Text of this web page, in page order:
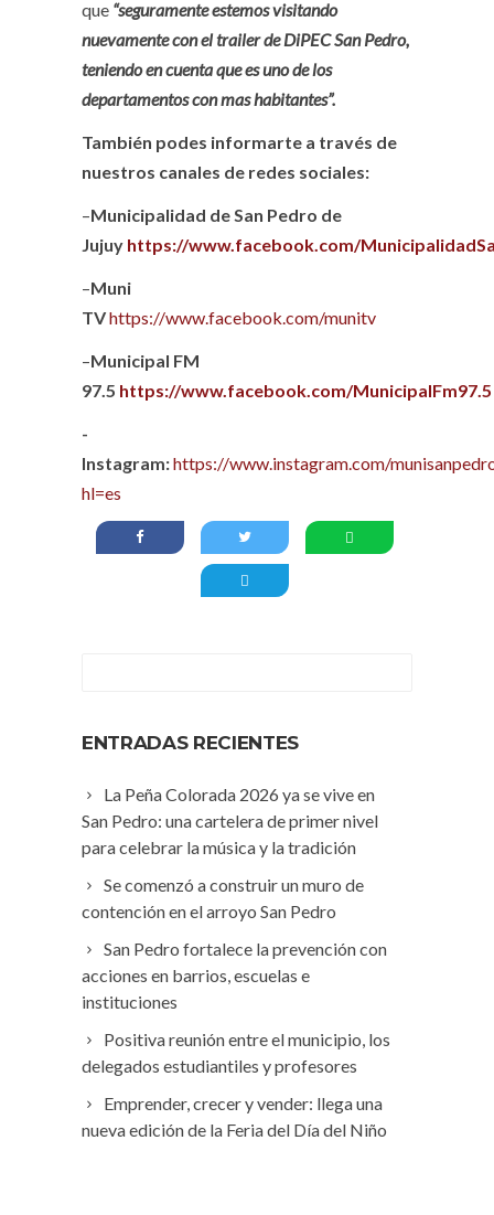
que “seguramente estemos visitando
nuevamente con el trailer de DiPEC San Pedro,
teniendo en cuenta que es uno de los
departamentos con mas habitantes”.
También podes informarte a través de
nuestros canales de redes sociales:
–Municipalidad de San Pedro de
Jujuy https://www.facebook.com/
–Muni
TVhttps://www.facebook.com/munitv
–Municipal FM
97.5 https://www.facebook.com/MunicipalFm97.5
-
Instagram:https://www.instagram.com/
hl=es
ENTRADAS RECIENTES
La Peña Colorada 2026 ya se vive en
San Pedro: una cartelera de primer nivel
para celebrar la música y la tradición
Se comenzó a construir un muro de
contención en el arroyo San Pedro
San Pedro fortalece la prevención con
acciones en barrios, escuelas e
instituciones
Positiva reunión entre el municipio, los
delegados estudiantiles y profesores
Emprender, crecer y vender: llega una
nueva edición de la Feria del Día del Niño